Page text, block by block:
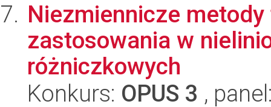
Niezmiennicze
zastosowania w
różniczkowych
Konkurs: OPUS 3 ,